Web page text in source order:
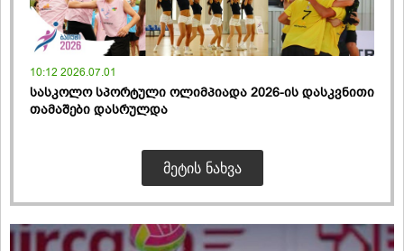
10:12 2026.07.01
სასკოლო სპორტული ოლიმპიადა 2026-ის დასკვნითი
თამაშები დასრულდა
ᲛᲔᲢᲘᲡ ᲜᲐᲮᲕᲐ